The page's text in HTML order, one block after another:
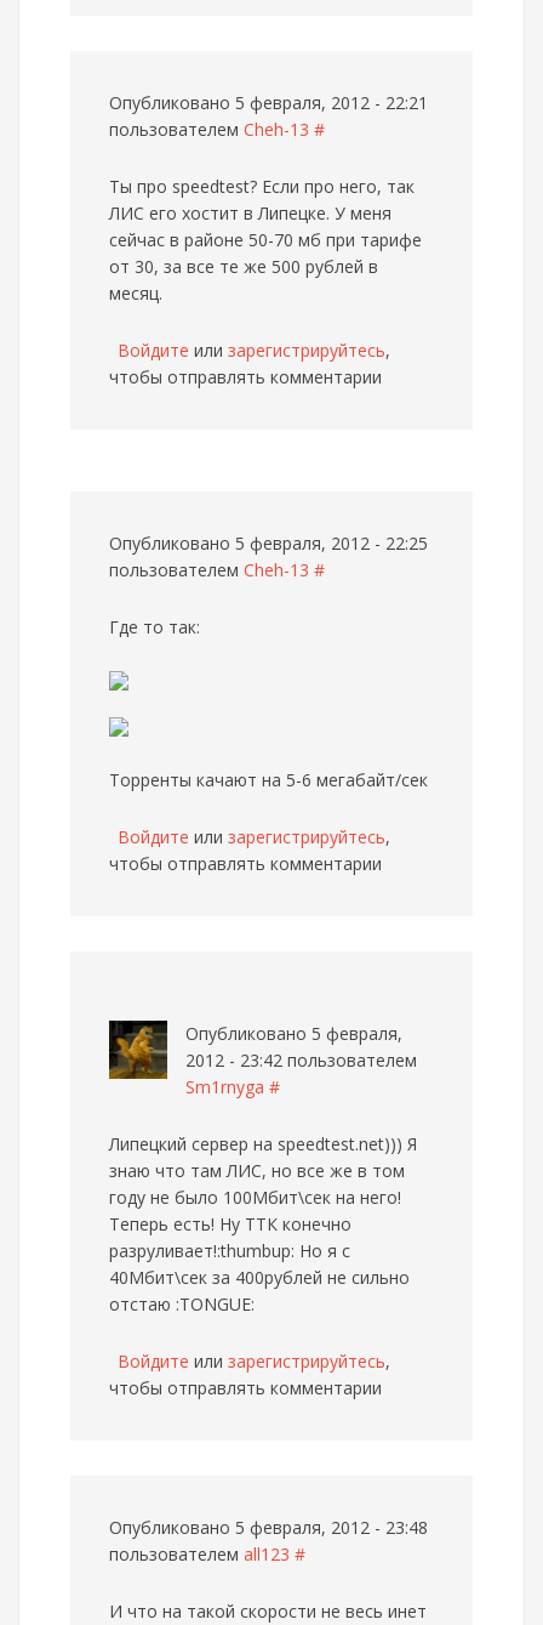
Опубликовано 5 февраля, 2012 - 22:21
пользователем Cheh-13 #
Ты про speedtest? Если про него, так
ЛИС его хостит в Липецке. У меня
сейчас в районе 50-70 мб при тарифе
от 30, за все те же 500 рублей в
месяц.
Войдите или зарегистрируйтесь,
чтобы отправлять комментарии
Опубликовано 5 февраля, 2012 - 22:25
пользователем Cheh-13 #
Где то так:
Торренты качают на 5-6 мегабайт/сек
Войдите или зарегистрируйтесь,
чтобы отправлять комментарии
Опубликовано 5 февраля,
2012 - 23:42 пользователем
Sm1rnyga #
Липецкий сервер на speedtest.net))) Я
знаю что там ЛИС, но все же в том
году не было 100Мбит\сек на него!
Теперь есть! Ну ТТК конечно
разруливает!:thumbup: Но я с
40Мбит\сек за 400рублей не сильно
отстаю :TONGUE:
Войдите или зарегистрируйтесь,
чтобы отправлять комментарии
Опубликовано 5 февраля, 2012 - 23:48
пользователем all123 #
И что на такой скорости не весь инет